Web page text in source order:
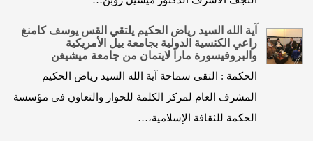
آية الله السيد رياض الحكيم يلتقي القس يوسف كامنغ
راعي الكنسية الدولية بجامعة ييل الأمريكية
والبروفيسورة مارا لايتمان من جامعة ميشيغن
الحكمة : التقى سماحة آية الله السيد رياض الحكيم
المشرف العام لمركز الكلمة للحوار والتعاون في مؤسسة
الحكمة للثقافة الإسلامية،…